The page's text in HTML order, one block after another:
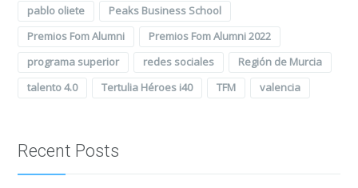
pablo oliete
Peaks Business School
Premios Fom Alumni
Premios Fom Alumni 2022
programa superior
redes sociales
Región de Murcia
talento 4.0
Tertulia Héroes i40 TFM valencia
Recent Posts